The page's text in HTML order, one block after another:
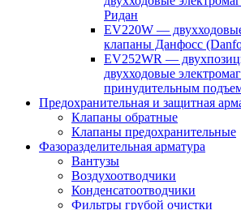
Ридан
EV220W —
клапаны Данфосс
EV252WR —
двухходовые
принудительным
Предохранительная и защитная
Клапаны обратные
Клапаны предохранительные
Фазоразделительная арматура
Вантузы
Воздухоотводчики
Конденсатоотводчики
Фильтры грубой очистки